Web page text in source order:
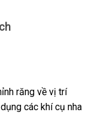
răng về vị trí
các khí cụ nha